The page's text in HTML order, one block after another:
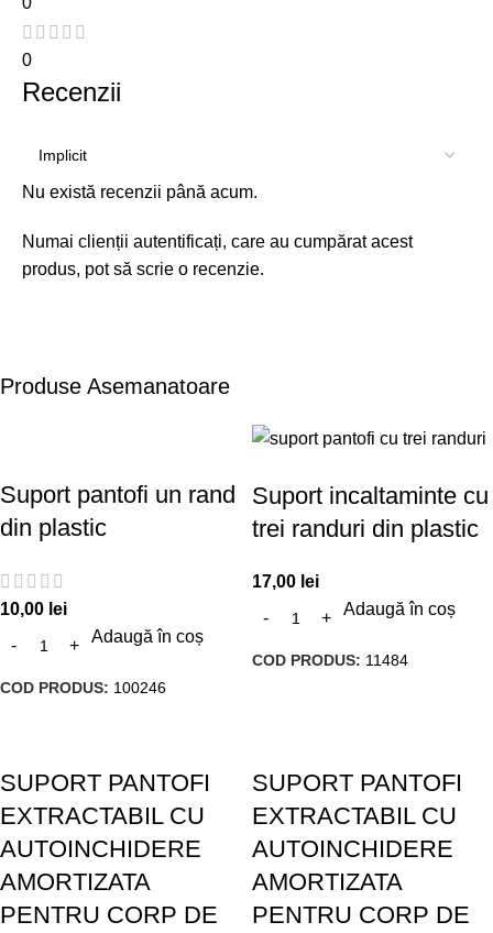
0
Recenzii
Nu există recenzii până acum.
Numai clienții autentificați, care au cumpărat acest
produs, pot să scrie o recenzie.
Produse Asemanatoare
Suport pantofi un rand
din plastic
10,00 lei
Adaugă în coș
COD PRODUS: 100246
Suport incaltaminte cu
trei randuri din plastic
17,00 lei
Adaugă în coș
COD PRODUS: 11484
SUPORT PANTOFI
EXTRACTABIL CU
AUTOINCHIDERE
AMORTIZATA
PENTRU CORP DE
SUPORT PANTOFI
EXTRACTABIL CU
AUTOINCHIDERE
AMORTIZATA
PENTRU CORP DE